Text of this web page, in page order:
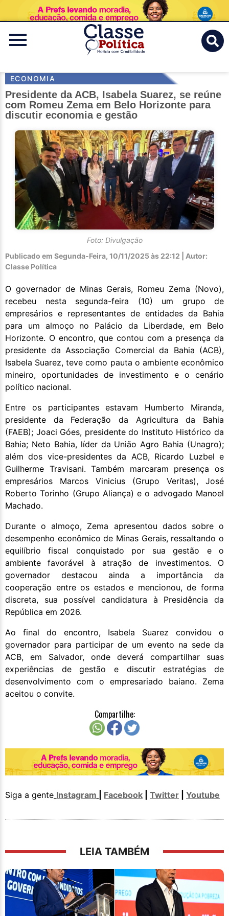
Classe
Politica
ECONOMIA
Presidente da ACB, Isabela Suarez, se reúne
com Romeu Zema em Belo Horizonte para
discutir economia e gestão
Foto: Divulgação
Publicado em Segunda-Feira, 10/11/2025 às 22:12 | Autor:
Classe Política
O governador de Minas Gerais, Romeu Zema (Novo),
recebeu nesta segunda-feira (10) um grupo de
empresários e representantes de entidades da Bahia
para um almoço no Palácio da Liberdade, em Belo
Horizonte. O encontro, que contou com a presença da
presidente da Associação Comercial da Bahia (ACB),
Isabela Suarez, teve como pauta o ambiente econômico
mineiro, oportunidades de investimento e o cenário
político nacional.
Entre os participantes estavam Humberto Miranda,
presidente da Federação da Agricultura da Bahia
(FAEB); Joaci Góes, presidente do Instituto Histórico da
Bahia; Neto Bahia, líder da União Agro Bahia (Unagro);
além dos vice-presidentes da ACB, Ricardo Luzbel e
Guilherme Travisani. Também marcaram presença os
empresários Marcos Vinicius (Grupo Veritas), José
Roberto Torinho (Grupo Aliança) e o advogado Manoel
Machado.
Durante o almoço, Zema apresentou dados sobre o
desempenho econômico de Minas Gerais, ressaltando o
equilíbrio fiscal conquistado por sua gestão e o
ambiente favorável à atração de investimentos. O
governador destacou ainda a importância da
cooperação entre os estados e mencionou, de forma
discreta, sua possível candidatura à Presidência da
República em 2026.
Ao final do encontro, Isabela Suarez convidou o
governador para participar de um evento na sede da
ACB, em Salvador, onde deverá compartilhar suas
experiências de gestão e discutir estratégias de
desenvolvimento com o empresariado baiano. Zema
aceitou o convite.
Compartilhe:
Siga a gente Instagram Facebook Twitter Youtube
LEIA TAMBÉM